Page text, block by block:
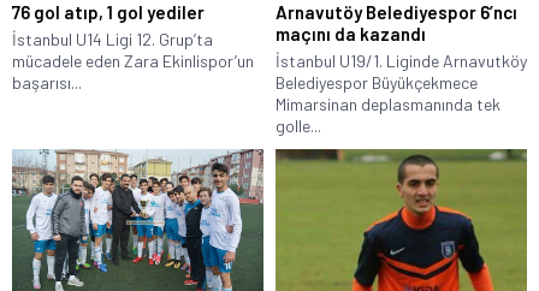
76 gol atıp, 1 gol yediler
İstanbul U14 Ligi 12. Grup’ta
mücadele eden Zara Ekinlispor’un
başarısı...
Arnavutöy Belediyespor 6’ncı
maçını da kazandı
İstanbul U19/1. Liginde Arnavutköy
Belediyespor Büyükçekmece
Mimarsinan deplasmanında tek
golle...